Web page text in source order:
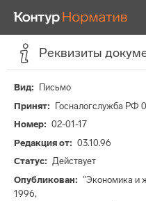
Реквизиты
Вид
Письмо
Принят
Госналогслужба РФ
Номер
02-01-17
Редакция от
03.10.96
Статус
Действует
Опубликован
"Экономика и
1996,